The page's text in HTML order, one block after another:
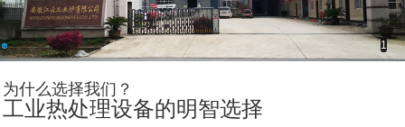
1
为什么选择我们？
工业热处理设备的明智选择